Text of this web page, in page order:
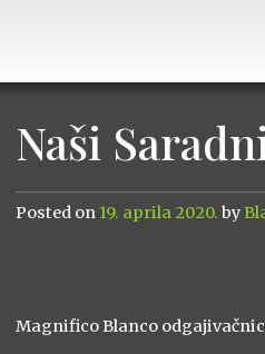
Naši
Posted on 19. aprila 2020. by
Magnifico Blanco